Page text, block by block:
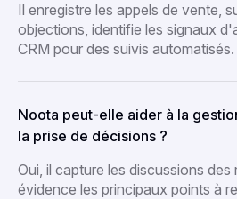
Il enregistre les appels de vente,
objections, identifie les signaux
CRM pour des suivis automatisés.
Noota peut-elle aider à la
la prise de décisions ?
Oui, il capture les discussions des
évidence les principaux points à